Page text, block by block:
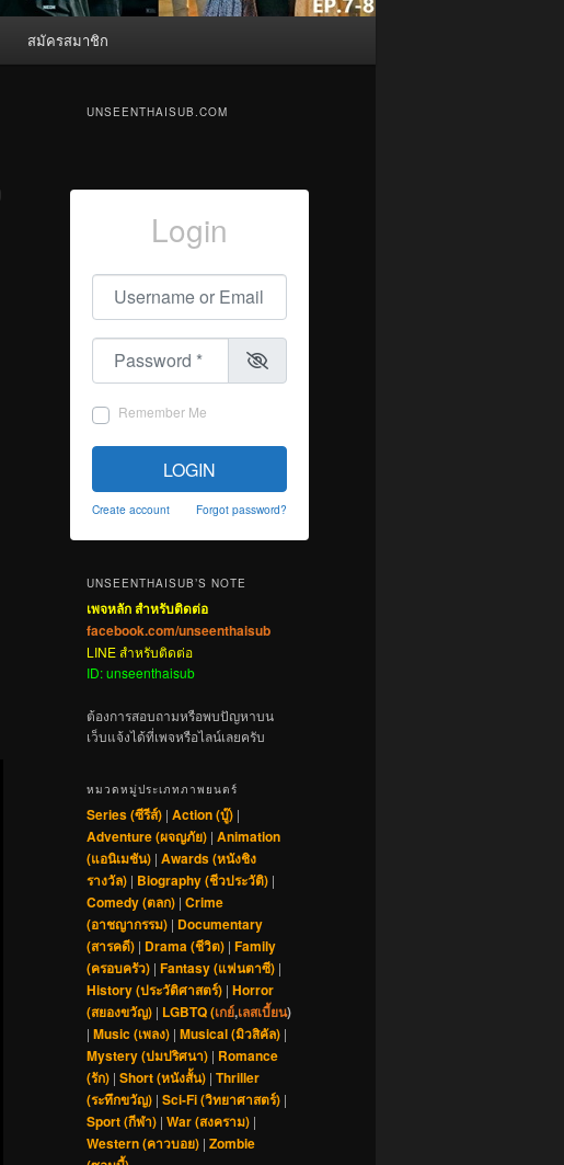
สมัครสมาชิก
UNSEENTHAISUB.COM
Login
Username or Email
Password
Remember Me
LOGIN
Create account Forgot password?
UNSEENTHAISUB’S NOTE
เพจหลัก สำหรับติดต่อ
facebook.com/unseenthaisub
LINE สำหรับติดต่อ
ID: unseenthaisub
ต้องการสอบถามหรือพบปัญหาบน
เว็บแจ้งได้ที่เพจหรือไลน์เลยครับ
หมวดหมู่ประเภทภาพยนตร์
Series (ซีรีส์) | Action (บู๊) |
Adventure (ผจญภัย) | Animation
(แอนิเมชัน) | Awards (หนังชิง
รางวัล) | Biography (ชีวประวัติ) |
Comedy (ตลก) | Crime
(อาชญากรรม) | Documentary
(สารคดี) | Drama (ชีวิต) | Family
(ครอบครัว) | Fantasy (แฟนตาซี) |
History (ประวัติศาสตร์) | Horror
(สยองขวัญ) | LGBTQ (เกย์,เลสเบี้ยน)
| Music (เพลง) | Musical (มิวสิคัล) |
Mystery (ปมปริศนา) | Romance
(รัก) | Short (หนังสั้น) | Thriller
(ระทึกขวัญ) | Sci-Fi (วิทยาศาสตร์) |
Sport (กีฬา) | War (สงคราม) |
Western (คาวบอย) | Zombie